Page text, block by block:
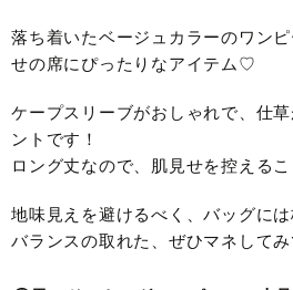
落ち着いたベージュカラーのワン
せの席にぴったりなアイテム♡
ケープスリーブがおしゃれで、仕
ントです！
ロング丈なので、肌見せを控えるこ
地味見えを避けるべく、バッグに
バランスの取れた、ぜひマネしてみ